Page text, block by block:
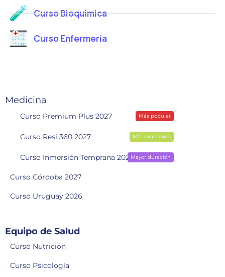
Curso Bioquímica
Curso Enfermería
Medicina
Curso Premium Plus 2027 Más popular
Curso Resi 360 2027 Más exámenes
Curso Inmersión Temprana 2028Mayor duración
Curso Córdoba 2027
Curso Uruguay 2026
Equipo de Salud
Curso Nutrición
Curso Psicología